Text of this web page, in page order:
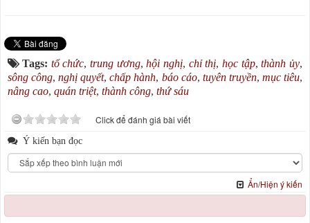
Tags: tổ chức,trung ương,hội nghị, chỉ thị,học tập,thành ủy,
sông công,nghị quyết,chấp hành, báo cáo, tuyên truyền, mục tiêu,
nâng cao, quán triệt, thành công, thứ sáu
Click để đánh giá bài viết
Ý kiến bạn đọc
Ẩn/Hiện ý kiến